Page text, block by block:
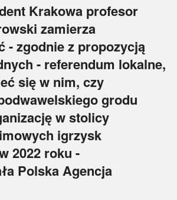
Krakowa profesor
zamierza
- zgodnie z propozycją
- referendum lokalne,
się w nim, czy
grodu
w stolicy
igrzysk
2022 roku -
Polska Agencja